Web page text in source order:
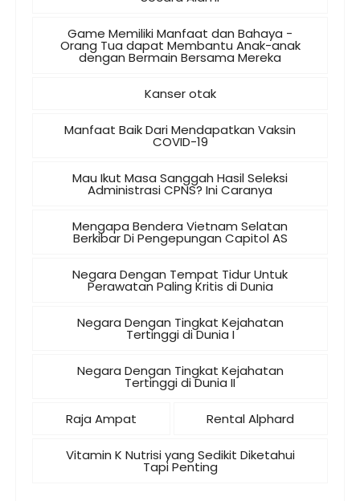
Game Memiliki Manfaat dan Bahaya -
Orang Tua dapat Membantu Anak-anak
dengan Bermain Bersama Mereka
Kanser otak
Manfaat Baik Dari Mendapatkan Vaksin
COVID-19
Mau Ikut Masa Sanggah Hasil Seleksi
Administrasi CPNS? Ini Caranya
Mengapa Bendera Vietnam Selatan
Berkibar Di Pengepungan Capitol AS
Negara Dengan Tempat Tidur Untuk
Perawatan Paling Kritis di Dunia
Negara Dengan Tingkat Kejahatan
Tertinggi di Dunia I
Negara Dengan Tingkat Kejahatan
Tertinggi di Dunia II
Raja Ampat Rental Alphard
Vitamin K Nutrisi yang Sedikit Diketahui
Tapi Penting